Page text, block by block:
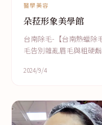
醫學美容
朵菈形象美學館
台南除毛-【台南熱蠟除
毛告別雜亂眉毛與粗硬
2024/9/4